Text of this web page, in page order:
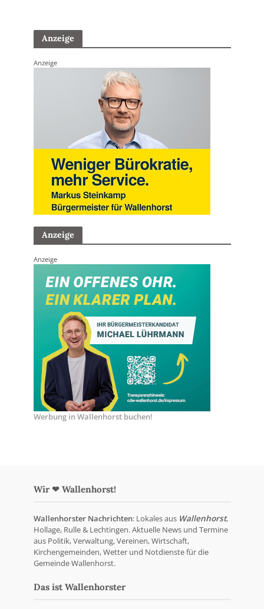
Anzeige
Anzeige
Anzeige
Anzeige
Werbung in Wallenhorst buchen!
Wir ❤ Wallenhorst!
Wallenhorster Nachrichten: Lokales aus Wallenhorst,
Hollage, Rulle & Lechtingen. Aktuelle News und Termine
aus Politik, Verwaltung, Vereinen, Wirtschaft,
Kirchengemeinden, Wetter und Notdienste für die
Gemeinde Wallenhorst.
Das ist Wallenhorster